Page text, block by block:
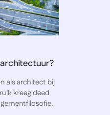
als architect bij
kreeg deed